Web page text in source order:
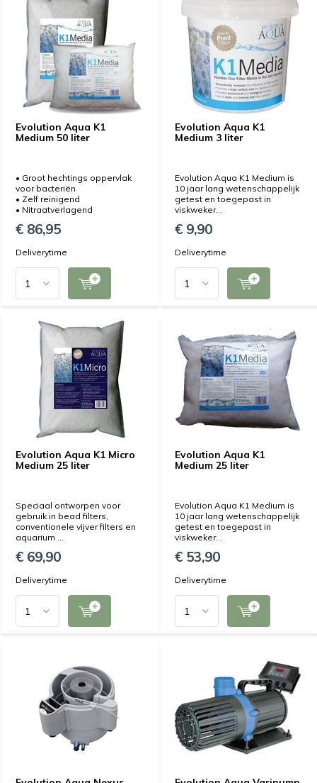
Evolution Aqua K1
Medium 50 liter
• Groot hechtings oppervlak
voor bacteriën
• Zelf reinigend
• Nitraatverlagend
€ 86,95
Deliverytime
Evolution Aqua K1
Medium 3 liter
Evolution Aqua K1 Medium is
10 jaar lang wetenschappelijk
getest en toegepast in
viskweker...
€ 9,90
Deliverytime
Evolution Aqua K1 Micro
Medium 25 liter
Speciaal ontworpen voor
gebruik in bead filters,
conventionele vijver filters en
aquarium ...
€ 69,90
Deliverytime
Evolution Aqua K1
Medium 25 liter
Evolution Aqua K1 Medium is
10 jaar lang wetenschappelijk
getest en toegepast in
viskweker...
€ 53,90
Deliverytime